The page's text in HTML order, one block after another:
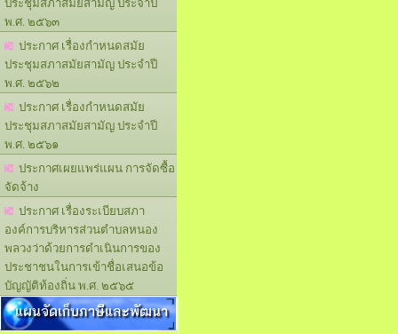
ประชุมสภาสมัยสามัญ ประจำปี
พ.ศ. ๒๕๖๓
ประกาศ เรื่องกำหนดสมัย
ประชุมสภาสมัยสามัญ ประจำปี
พ.ศ. ๒๕๖๒
ประกาศ เรื่องกำหนดสมัย
ประชุมสภาสมัยสามัญ ประจำปี
พ.ศ. ๒๕๖๑
ประกาศเผยแพร่แผน การจัดซื้อ
จัดจ้าง
ประกาศ เรื่องระเบียบสภา
องค์การบริหารส่วนตำบลหนอง
พลวงว่าด้วยการดำเนินการของ
ประชาชนในการเข้าชื่อเสนอข้อ
บัญญัติท้องถิ่น พ.ศ. ๒๕๖๕
แผนจัดเก็บภาษีและพัฒนา